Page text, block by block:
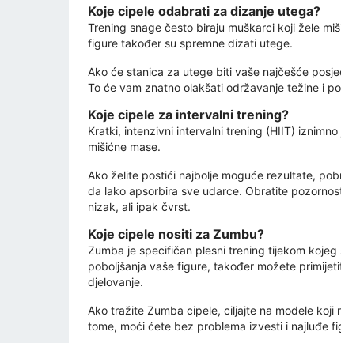
Koje cipele odabrati za dizanje utega?
Trening snage često biraju muškarci koji žele
figure također su spremne dizati utege.
Ako će stanica za utege biti vaše najčešće
To će vam znatno olakšati održavanje težine i
Koje cipele za intervalni trening?
Kratki, intenzivni intervalni trening (HIIT)
mišićne mase.
Ako želite postići najbolje moguće rezultate,
da lako apsorbira sve udarce. Obratite
nizak, ali ipak čvrst.
Koje cipele nositi za Zumbu?
Zumba je specifičan plesni trening tijekom
poboljšanja vaše figure, također možete
djelovanje.
Ako tražite Zumba cipele, ciljajte na modele
tome, moći ćete bez problema izvesti i najluđe